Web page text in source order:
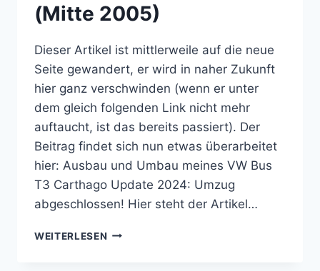
(Mitte 2005)
Dieser Artikel ist mittlerweile auf die neue
Seite gewandert, er wird in naher Zukunft
hier ganz verschwinden (wenn er unter
dem gleich folgenden Link nicht mehr
auftaucht, ist das bereits passiert). Der
Beitrag findet sich nun etwas überarbeitet
hier: Ausbau und Umbau meines VW Bus
T3 Carthago Update 2024: Umzug
abgeschlossen! Hier steht der Artikel…
WEITERLESEN BUSUMBAU